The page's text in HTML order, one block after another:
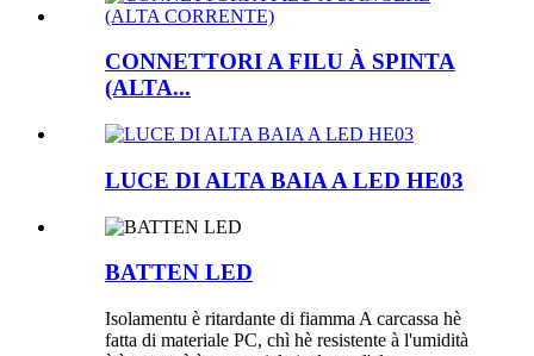
CONNETTORI A FILU À SPINTA
(ALTA...
LUCE DI ALTA BAIA A LED HE03
BATTEN LED
Isolamentu è ritardante di fiamma A carcassa hè
fatta di materiale PC, chì hè resistente à l'umidità